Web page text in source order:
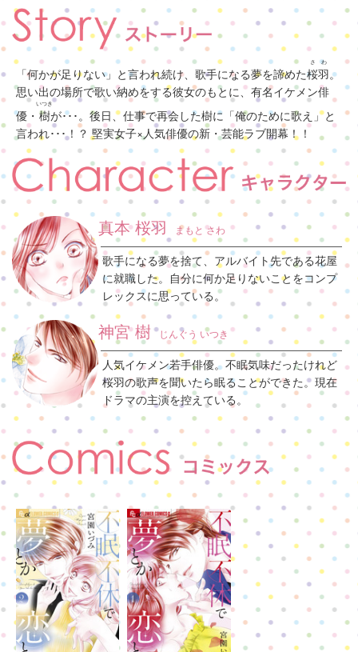
「何かが足りない」と言われ続け、歌手になる夢を諦めた桜羽
さわ
。
思い出の場所で歌い納めをする彼女のもとに、有名イケメン俳
優・ 樹
いつき
が･･･。後日、仕事で再会した樹に「俺のために歌え」と
言われ･･･！？ 堅実女子×人気俳優の新・芸能ラブ開幕！！
真本 桜羽 まもと さわ
歌手になる夢を捨て、アルバイト先である花屋
に就職した。自分に何か足りないことをコンプ
レックスに思っている。
神宮 樹 じんぐう いつき
人気イケメン若手俳優。不眠気味だったけれど
桜羽の歌声を聞いたら眠ることができた。現在
ドラマの主演を控えている。